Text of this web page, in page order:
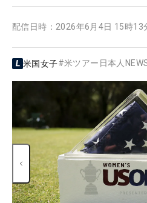
配信日時： 2026年6月4日 15時13
米国女子#米ツアー日本人